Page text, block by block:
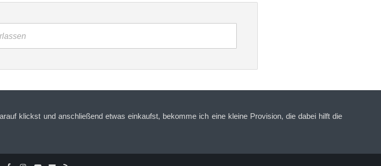
klickst und anschließend etwas einkaufst, bekomme ich eine kleine Provision, die dabei hilft die